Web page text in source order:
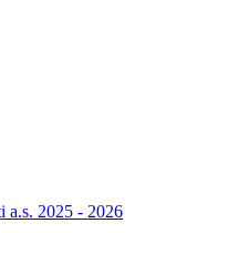
a.s. 2025 - 2026